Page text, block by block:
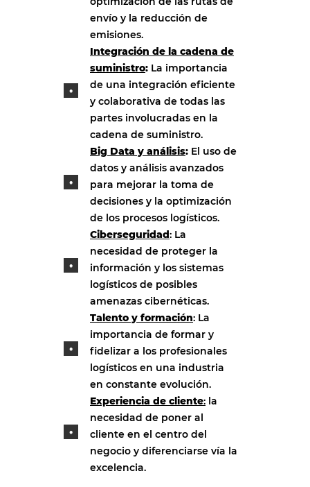
envío y la reducción de
emisiones.
Integración de la cadena de
suministro: La importancia
de una integración eficiente
y colaborativa de todas las
partes involucradas en la
cadena de suministro.
Big Data y análisis: El uso de
datos y análisis avanzados
para mejorar la toma de
decisiones y la optimización
de los procesos logísticos.
Ciberseguridad: La
necesidad de proteger la
información y los sistemas
logísticos de posibles
amenazas cibernéticas.
Talento y formación: La
importancia de formar y
fidelizar a los profesionales
logísticos en una industria
en constante evolución.
Experiencia de cliente: la
necesidad de poner al
cliente en el centro del
negocio y diferenciarse vía la
excelencia.